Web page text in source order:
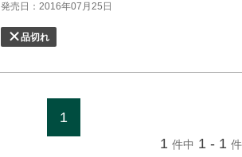
発売日：2016年07月25日
品切れ
1
1 件中 1 - 1 件